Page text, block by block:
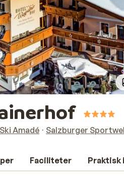
Ski Amadé Salzburger
Faciliteter Praktisk